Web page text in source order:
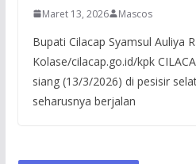
Maret 13, 2026 Mascos
Bupati Cilacap Syamsul Auliya
Kolase/cilacap.go.id/kpk
siang (13/3/2026) di pesisir
seharusnya berjalan